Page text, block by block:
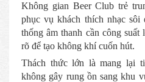
Không gian Beer Club trẻ
phục vụ khách thích nhạc
thống âm thanh cần công suất
rõ để tạo không khí cuốn hút.
Thách thức lớn là mang lại
không gây rung ồn sang khu